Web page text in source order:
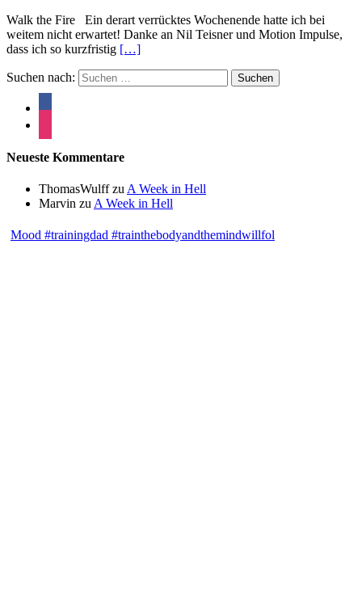
Walk the Fire Ein derart verrücktes Wochenende hatte ich bei
weitem nicht erwartet! Danke an Nil Teisner und Motion Impulse,
dass ich so kurzfristig […]
Suchen nach:
Neueste Kommentare
ThomasWulffzu A Week in Hell
Marvin zu A Week in Hell
Mood #trainingdad #trainthebodyandthemindwillfol